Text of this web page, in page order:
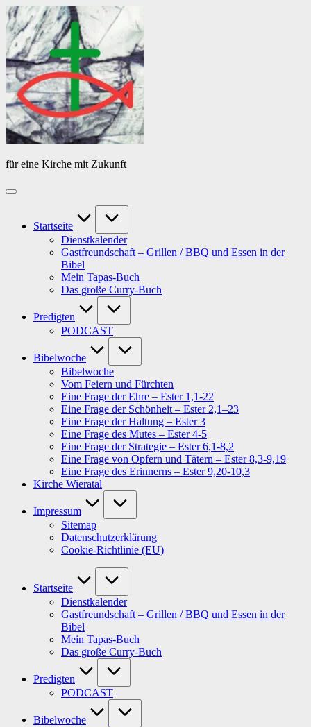
Skip
to
content
von
PfarrerB
für eine Kirche mit Zukunft
Startseite
Dienstkalender
Gastfreundschaft – Grillen / BBQ und Essen in der
Bibel
Mein Tapas-Buch
Das große Curry-Buch
Predigten
PODCAST
Bibelwoche
Bibelwoche
Vom Feiern und Fürchten
Eine Frage der Ehre – Ester 1,1-22
Eine Frage der Schönheit – Ester 2,1–23
Eine Frage der Haltung – Ester 3
Eine Frage des Mutes – Ester 4-5
Eine Frage der Strategie – Ester 6,1-8,2
Eine Frage von Opfern und Tätern – Ester 8,3-9,19
Eine Frage des Erinnerns – Ester 9,20-10,3
Kirche Wieratal
Impressum
Sitemap
Datenschutzerklärung
Cookie-Richtlinie (EU)
Startseite
Dienstkalender
Gastfreundschaft – Grillen / BBQ und Essen in der
Bibel
Mein Tapas-Buch
Das große Curry-Buch
Predigten
PODCAST
Bibelwoche